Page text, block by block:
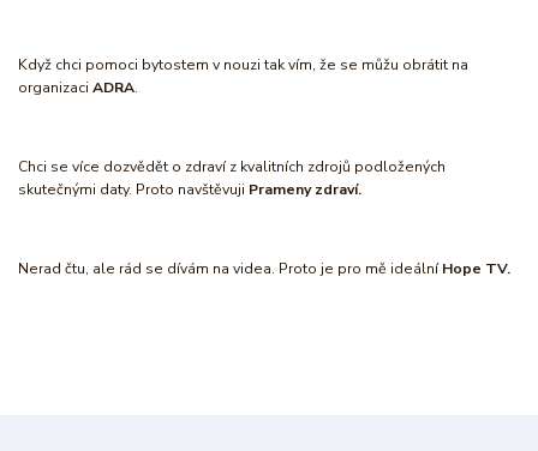
Když chci pomoci bytostem v nouzi tak vím, že se můžu obrátit na
organizaci ADRA.
Chci se více dozvědět o zdraví z kvalitních zdrojů podložených
skutečnými daty. Proto navštěvuji Prameny zdraví.
Nerad čtu, ale rád se dívám na videa. Proto je pro mě ideálníHope TV.